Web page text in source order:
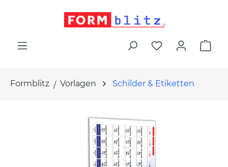
Formblitz Vorlagen Schilder & Etiketten